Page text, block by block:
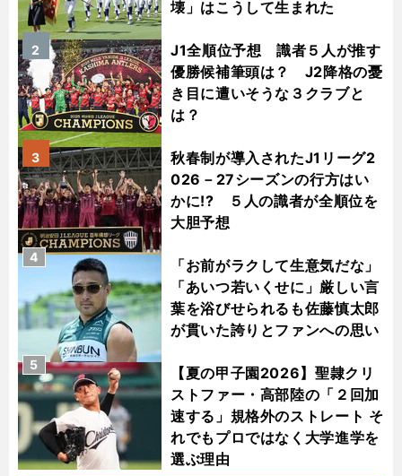
壊」はこうして生まれた
J1全順位予想 識者５人が推す
優勝候補筆頭は？ J2降格の憂
き目に遭いそうな３クラブと
は？
2
秋春制が導入されたJ1リーグ2
026－27シーズンの行方はい
かに!? ５人の識者が全順位を
大胆予想
3
「お前がラクして生意気だな」
「あいつ若いくせに」厳しい言
葉を浴びせられるも佐藤慎太郎
が貫いた誇りとファンへの思い
4
【夏の甲子園2026】聖隷クリ
ストファー・高部陸の「２回加
速する」規格外のストレート そ
れでもプロではなく大学進学を
選ぶ理由
5